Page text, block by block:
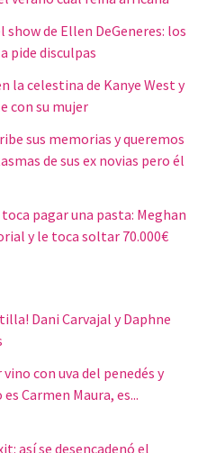
de Ellen DeGeneres: los
pide disculpas
la celestina de Kanye West y
con su mujer
sus memorias y queremos
de sus ex novias pero él
pagar una pasta: Meghan
y le toca soltar 70.000€
Dani Carvajal y Daphne
con uva del penedés y
Carmen Maura, es...
así se desencadenó el